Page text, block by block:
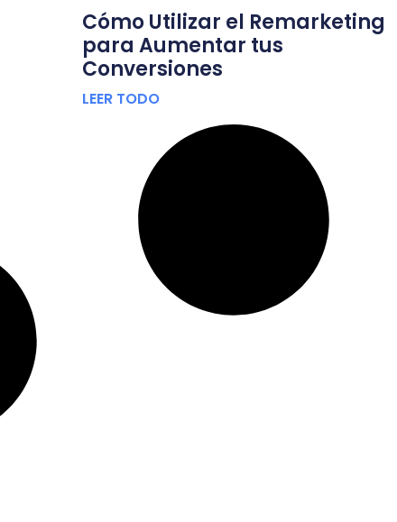
Cómo Utilizar el Remarketing
para Aumentar tus
Conversiones
LEER TODO